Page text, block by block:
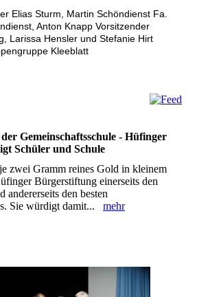
Elias Sturm, Martin Schöndienst Fa.
Anton ‎Knapp Vorsitzender
Larissa Hensler und Stefanie Hirt
Kleeblatt
Gemeinschaftsschule - Hüfinger
Schüler und ‎Schule
zwei Gramm reines Gold in kleinem
‎Bürgerstiftung einerseits den
andererseits den besten
Sie würdigt damit... mehr